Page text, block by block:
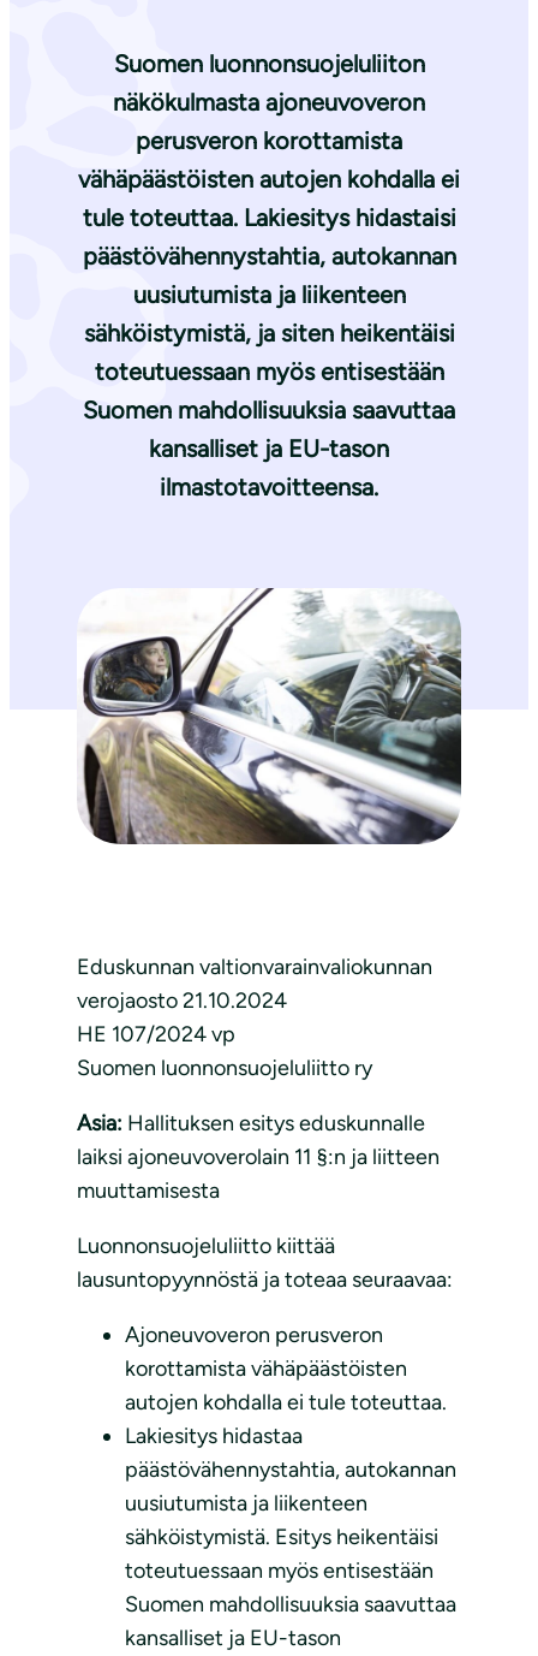
Suomen luonnonsuojeluliiton
näkökulmasta ajoneuvoveron
perusveron korottamista
vähäpäästöisten autojen kohdalla ei
tule toteuttaa. Lakiesitys hidastaisi
päästövähennystahtia, autokannan
uusiutumista ja liikenteen
sähköistymistä, ja siten heikentäisi
toteutuessaan myös entisestään
Suomen mahdollisuuksia saavuttaa
kansalliset ja EU-tason
ilmastotavoitteensa.
Eduskunnan valtionvarainvaliokunnan
verojaosto 21.10.2024
HE 107/2024 vp
Suomen luonnonsuojeluliitto ry
Asia: Hallituksen esitys eduskunnalle
laiksi ajoneuvoverolain 11 §:n ja liitteen
muuttamisesta
Luonnonsuojeluliitto kiittää
lausuntopyynnöstä ja toteaa seuraavaa:
Ajoneuvoveron perusveron
korottamista vähäpäästöisten
autojen kohdalla ei tule toteuttaa.
Lakiesitys hidastaa
päästövähennystahtia, autokannan
uusiutumista ja liikenteen
sähköistymistä. Esitys heikentäisi
toteutuessaan myös entisestään
Suomen mahdollisuuksia saavuttaa
kansalliset ja EU-tason